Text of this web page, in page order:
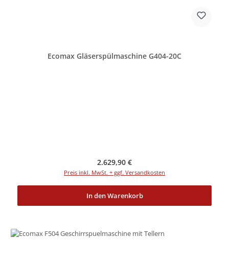
Ecomax Gläserspülmaschine G404-20C
Regulärer Preis:
2.629,90 €
Preis inkl. MwSt. + ggf. Versandkosten
In den Warenkorb